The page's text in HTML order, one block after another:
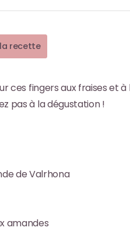
recette
fingers aux fraises et à
pas à la dégustation !
de Valrhona
amandes